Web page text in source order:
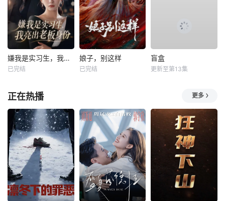
嫌我是实习生，我亮出老板身份
已完结
娘子，别这样
已完结
盲盒
更新至第13集
正在热播 更多